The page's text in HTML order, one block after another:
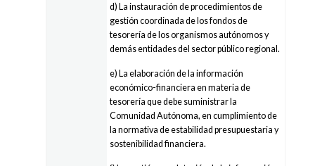
d) La instauración de procedimientos de
gestión coordinada de los fondos de
tesorería de los organismos autónomos y
demás entidades del sector público regional.
e) La elaboración de la información
económico-financiera en materia de
tesorería que debe suministrar la
Comunidad Autónoma, en cumplimiento de
la normativa de estabilidad presupuestaria y
sostenibilidad financiera.